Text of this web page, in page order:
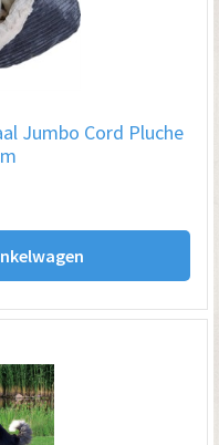
Jumbo Cord Pluche